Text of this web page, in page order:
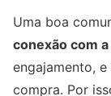
Uma boa
conexão com
engajamento,
compra. Por